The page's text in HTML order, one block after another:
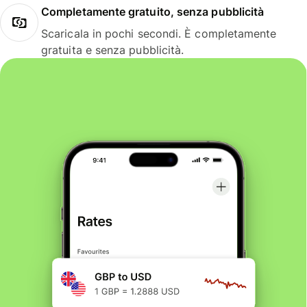
Completamente gratuito, senza pubblicità
Scaricala in pochi secondi. È completamente
gratuita e senza pubblicità.